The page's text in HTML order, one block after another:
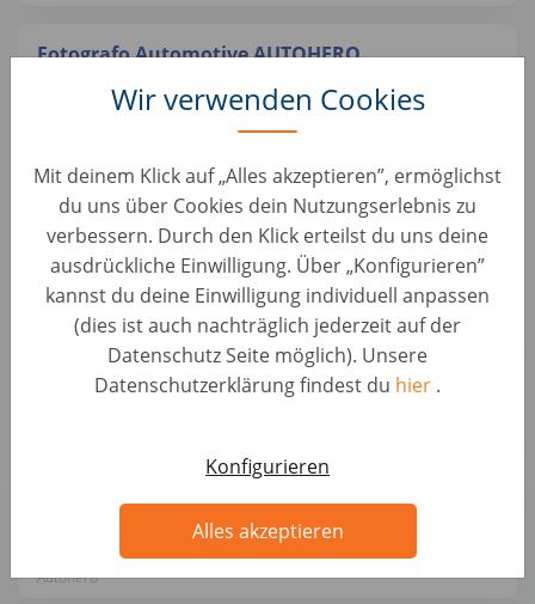
Wir verwenden Cookies
Mit deinem Klick auf „Alles akzeptieren”, ermöglichst
du uns über Cookies dein Nutzungserlebnis zu
verbessern. Durch den Klick erteilst du uns deine
ausdrückliche Einwilligung. Über „Konfigurieren”
kannst du deine Einwilligung individuell anpassen
(dies ist auch nachträglich jederzeit auf der
Datenschutz Seite möglich). Unsere
Datenschutzerklärung findest du hier .
Konfigurieren
Alles akzeptieren
Fotografo Automotive AUTOHERO
KFZ Positionen • Italien, Teodora
Perito Tecnico Auto Piumarola – Valuta, Verifica,
Garantisce
KFZ Positionen • Italien, Isernia
Autohero
Montatore Carrozzeria - Dai nuova visibilità alle
auto con noi
KFZ Positionen • Italien, Teodora
KFZ Positionen • Italien, Teodora
Autohero